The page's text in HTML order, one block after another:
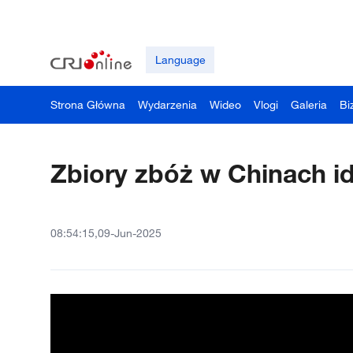
Language
Strona Główna Wydarzenia Wideo Vlogi Galeria
Zbiory zbóż w Chinach
08:54:15,09-Jun-2025